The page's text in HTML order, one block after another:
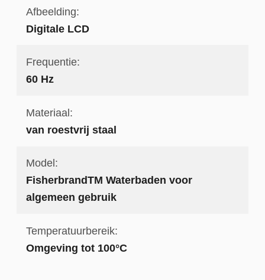
Afbeelding:
Digitale LCD
Frequentie:
60 Hz
Materiaal:
van roestvrij staal
Model:
FisherbrandTM Waterbaden voor
algemeen gebruik
Temperatuurbereik:
Omgeving tot 100°C